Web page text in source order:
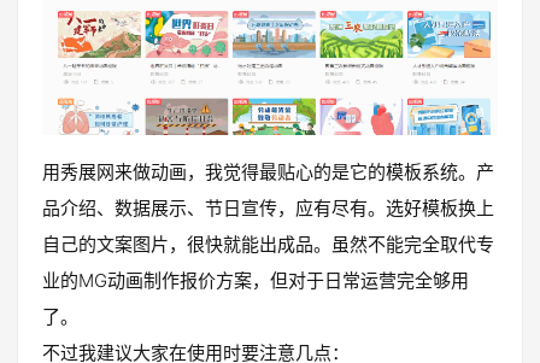
用秀展网来做动画，我觉得最贴心的是它的模板系统。产
品介绍、数据展示、节日宣传，应有尽有。选好模板换上
自己的文案图片，很快就能出成品。虽然不能完全取代专
业的MG动画制作报价方案，但对于日常运营完全够用
了。
不过我建议大家在使用时要注意几点：